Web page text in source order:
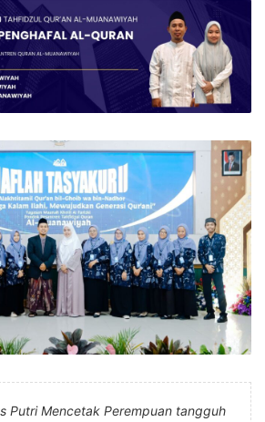
Putri Mencetak Perempuan tangguh